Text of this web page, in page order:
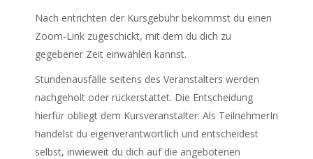
Nach entrichten der Kursgebühr bekommst du einen
Zoom-Link zugeschickt, mit dem du dich zu
gegebener Zeit einwählen kannst.
Stundenausfälle seitens des Veranstalters werden
nachgeholt oder rückerstattet. Die Entscheidung
hierfür obliegt dem Kursveranstalter. Als TeilnehmerIn
handelst du eigenverantwortlich und entscheidest
selbst, inwieweit du dich auf die angebotenen